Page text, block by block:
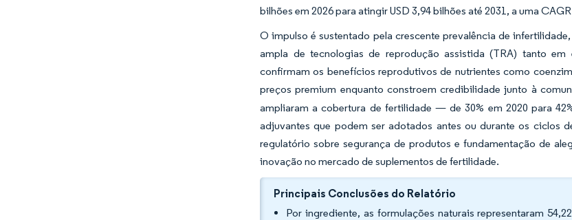
bilhões em 2026 para atingir USD 3,94 bilhões até 2031, a uma
O impulso é sustentado pela crescente prevalência de
ampla de tecnologias de reprodução assistida (TRA) tanto
confirmam os benefícios reprodutivos de nutrientes como
preços premium enquanto constroem credibilidade junto à
ampliaram a cobertura de fertilidade — de 30% em 2020 para
adjuvantes que podem ser adotados antes ou durante os ciclos
regulatório sobre segurança de produtos e fundamentação de
inovação no mercado de suplementos de fertilidade.
Principais Conclusões do Relatório
Por ingrediente, as formulações naturais representaram